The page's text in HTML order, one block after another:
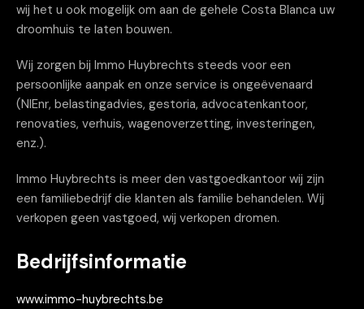
wij het u ook mogelijk om aan de gehele Costa Blanca uw
droomhuis te laten bouwen.
Wij zorgen bij Immo Huybrechts steeds voor een
persoonlijke aanpak en onze service is ongeëvenaard
(NIEnr, belastingadvies, gestoria, advocatenkantoor,
renovaties, verhuis, wagenoverzetting, investeringen,
enz.).
Immo Huybrechts is meer den vastgoedkantoor wij zijn
een familiebedrijf die klanten als familie behandelen. Wij
verkopen geen vastgoed, wij verkopen dromen.
Bedrijfsinformatie
www.immo-huybrechts.be